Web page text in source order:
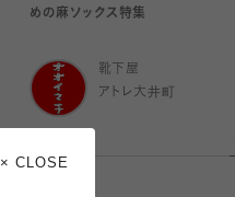
めの麻ソックス特集
靴下屋
アトレ大井町
× CLOSE